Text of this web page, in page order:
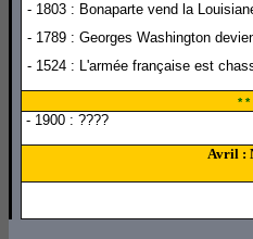
- 1803 : Bonaparte vend la
- 1789 : Georges Washington
- 1524 : L'armée française est
* *
- 1900 : ????
Avril :